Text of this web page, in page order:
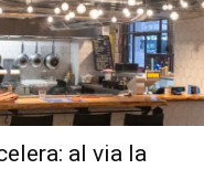
al via la